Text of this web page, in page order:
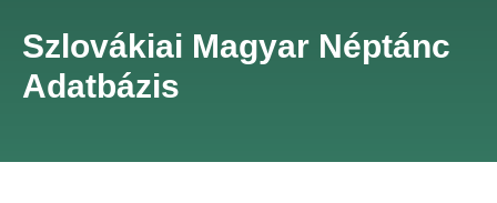
Szlovákiai Magyar Néptánc
Adatbázis